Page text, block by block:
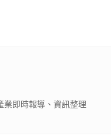
業即時報導、資訊整理